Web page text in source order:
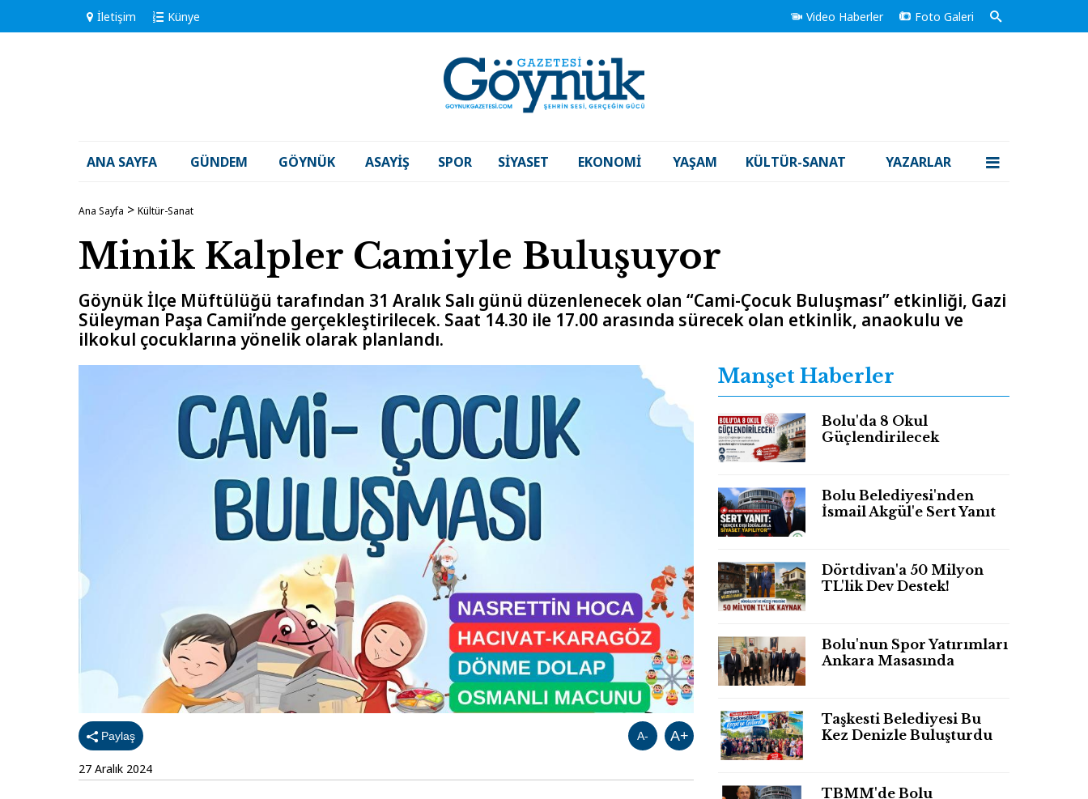
İletişim Künye Video Haberler Foto Galeri
ANA SAYFA GÜNDEM GÖYNÜK ASAYIŞ SPOR SIYASET EKONOMI YAŞAM KÜLTÜR-SANAT YAZARLAR
Ana Sayfa Kültür-Sanat
Minik Kalpler Camiyle Buluşuyor
Göynük İlçe Müftülüğü tarafından 31 Aralık Salı günü düzenlenecek olan “Cami-Çocuk Buluşması” etkinliği, Gazi
Süleyman Paşa Camii’nde gerçekleştirilecek. Saat 14.30 ile 17.00 arasında sürecek olan etkinlik, anaokulu ve
ilkokul çocuklarına yönelik olarak planlandı.
Paylaş A+
A-
27 Aralık 2024
Manşet Haberler
Bolu'da 8 Okul
Güçlendirilecek
Bolu Belediyesi'nden
İsmail Akgül'e Sert Yanıt
Dörtdivan'a 50 Milyon
TL'lik Dev Destek!
Bolu'nun Spor Yatırımları
Ankara Masasında
Taşkesti Belediyesi Bu
Kez Denizle Buluşturdu
TBMM'de Bolu